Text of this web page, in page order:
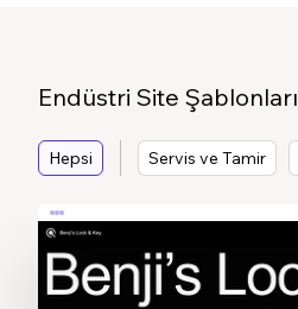
Endüstri Site Şablonları
Hepsi Servis ve Tamir